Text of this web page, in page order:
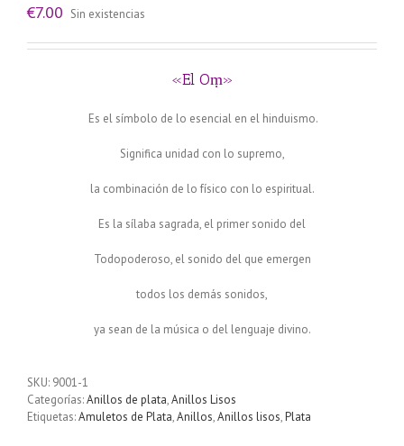
€7.00 Sin existencias
«El Oṃ»
Es el símbolo de lo esencial en el hinduismo.
Significa unidad con lo supremo,
la combinación de lo físico con lo espiritual.
Es la sílaba sagrada, el primer sonido del
Todopoderoso, el sonido del que emergen
todos los demás sonidos,
ya sean de la música o del lenguaje divino.
SKU: 9001-1
Categorías:Anillos de plata,Anillos Lisos
Etiquetas:Amuletos de Plata,Anillos,Anillos lisos,Plata